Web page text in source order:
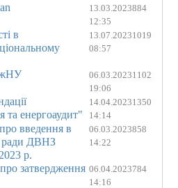
13.03.2023
12:35
884
в
13.07.2023
08:57
1019
06.03.2023
19:06
1102
та енергоаудит"
14.04.2023
14:14
1350
введення в
ради ДВНЗ
р.
06.03.2023
14:22
858
затвердження 06.04.2023
14:16
784